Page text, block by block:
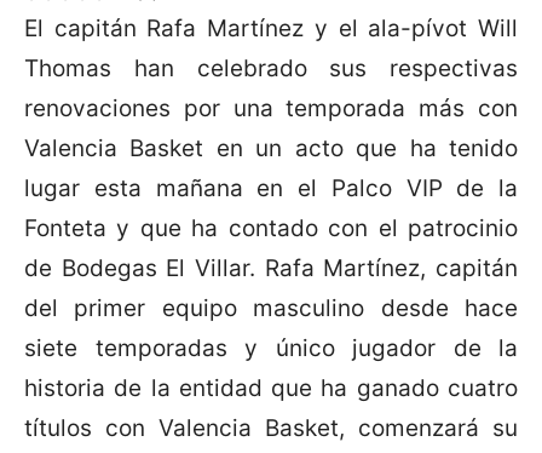
El capitán Rafa Martínez y el ala-pívot Will
Thomas han celebrado sus respectivas
renovaciones por una temporada más con
Valencia Basket en un acto que ha tenido
lugar esta mañana en el Palco VIP de la
Fonteta y que ha contado con el patrocinio
de Bodegas El Villar. Rafa Martínez, capitán
del primer equipo masculino desde hace
siete temporadas y único jugador de la
historia de la entidad que ha ganado cuatro
títulos con Valencia Basket, comenzará su